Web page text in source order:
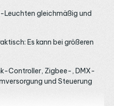
Leuchten gleichmäßig und
Es kann bei größeren
Controller, Zigbee-, DMX-
und Steuerung